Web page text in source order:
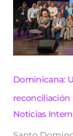
Dominicana:
reconciliación
Noticias
la
paz
y
la
reconciliación
Domingo